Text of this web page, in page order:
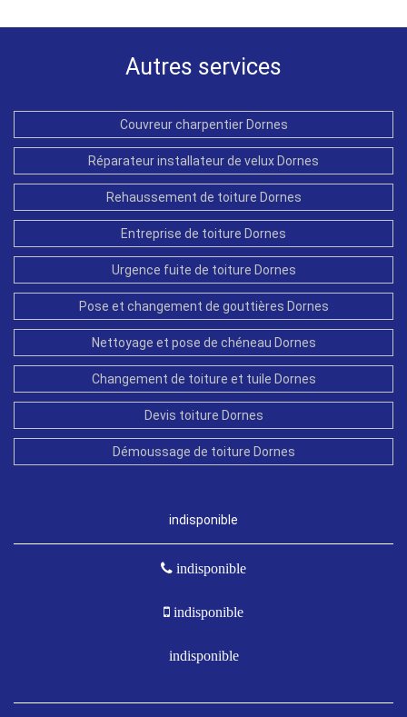
Autres services
Couvreur charpentier Dornes
Réparateur installateur de velux Dornes
Rehaussement de toiture Dornes
Entreprise de toiture Dornes
Urgence fuite de toiture Dornes
Pose et changement de gouttières Dornes
Nettoyage et pose de chéneau Dornes
Changement de toiture et tuile Dornes
Devis toiture Dornes
Démoussage de toiture Dornes
indisponible
indisponible
indisponible
indisponible